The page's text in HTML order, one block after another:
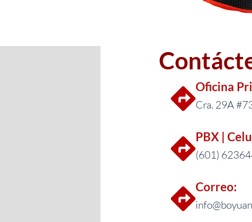
Oficina
Cra. 29A
PBX |
(601)
Correo: